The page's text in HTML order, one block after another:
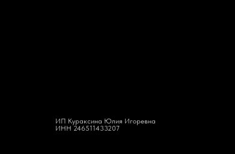
ИП Кураксина Юлия Игоревна
ИНН 246511433207